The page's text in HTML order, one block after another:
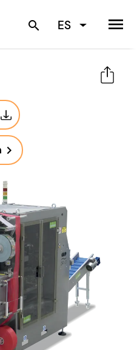
search ES menu
navigate_next